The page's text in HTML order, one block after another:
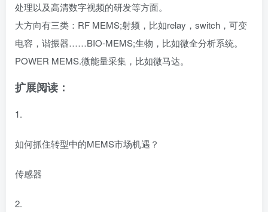
处理以及高清数字视频的研发等方面。
大方向有三类：RF MEMS;射频，比如relay，switch， 可变
电容 ， 谐振器……BIO-MEMS;生物，比如微全分析系统。
POWER MEMS.微能量采集，比如微马达。
扩展阅读：
1.
如何抓住转型中的MEMS市场机遇？
传感器
2.